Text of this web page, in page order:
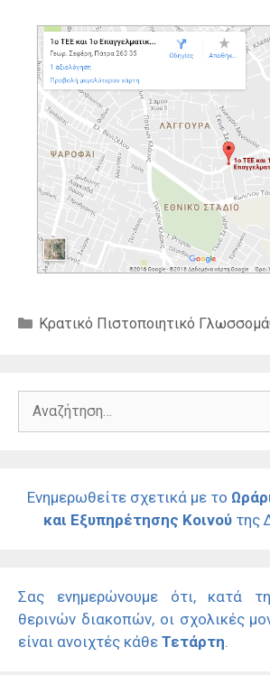
Κατηγορίες
Κρατικό Πιστοποιητικό
Αναζήτηση
Ενημερωθείτε σχετικά με το
και Εξυπηρέτησης Κοινού της
Σας ενημερώνουμε ότι, κατά
θερινών διακοπών, οι σχολικές
είναι ανοιχτές κάθε Τετάρτη.